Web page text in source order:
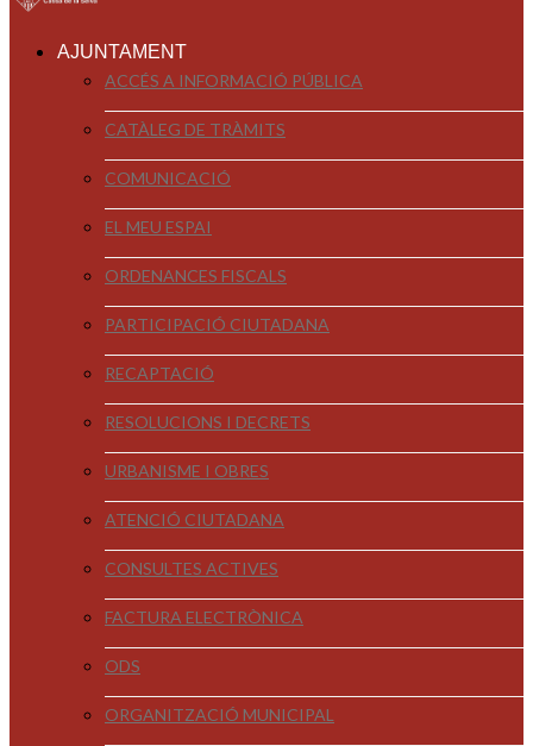
AJUNTAMENT
ACCÉS A INFORMACIÓ PÚBLICA
CATÀLEG DE TRÀMITS
COMUNICACIÓ
EL MEU ESPAI
ORDENANCES FISCALS
PARTICIPACIÓ CIUTADANA
RECAPTACIÓ
RESOLUCIONS I DECRETS
URBANISME I OBRES
ATENCIÓ CIUTADANA
CONSULTES ACTIVES
FACTURA ELECTRÒNICA
ODS
ORGANITZACIÓ MUNICIPAL